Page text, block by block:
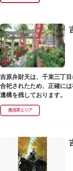
吉原弁財天は、千束三丁
合祀されたため、正確に
遺構を残しております。
奥浅草エリア